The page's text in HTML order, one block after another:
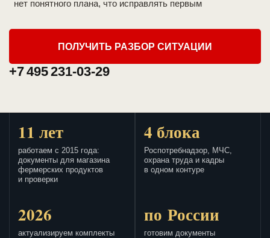
нет понятного плана, что исправлять первым
ПОЛУЧИТЬ РАЗБОР СИТУАЦИИ
+7 495 231-03-29
11 лет
работаем с 2015 года:
документы для магазина
фермерских продуктов
и проверки
4 блока
Роспотребнадзор, МЧС,
охрана труда и кадры
в одном контуре
2026
актуализируем комплекты
по России
готовим документы